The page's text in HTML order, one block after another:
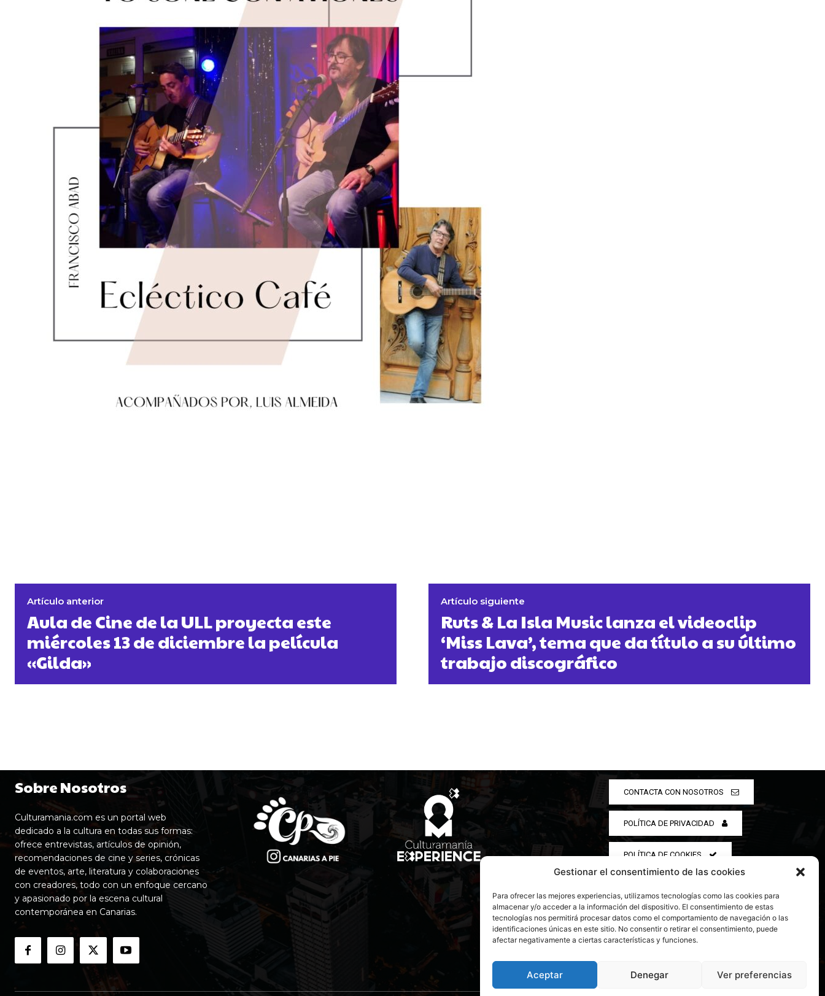
Gestionar el consentimiento de las cookies
Para ofrecer las mejores experiencias, utilizamos tecnologías como las cookies para
almacenar y/o acceder a la información del dispositivo. El consentimiento de estas
tecnologías nos permitirá procesar datos como el comportamiento de navegación o las
identificaciones únicas en este sitio. No consentir o retirar el consentimiento, puede
afectar negativamente a ciertas características y funciones.
Aceptar Denegar Ver preferencias
Artículo anterior
Aula de Cine de la ULL proyecta este
miércoles 13 de diciembre la película
«Gilda»
Artículo siguiente
Ruts & La Isla Music lanza el videoclip
‘Miss Lava’, tema que da título a su último
trabajo discográfico
Sobre Nosotros
Culturamania.com es un portal web
dedicado a la cultura en todas sus formas:
ofrece entrevistas, artículos de opinión,
recomendaciones de cine y series, crónicas
de eventos, arte, literatura y colaboraciones
con creadores, todo con un enfoque cercano
y apasionado por la escena cultural
contemporánea en Canarias.
CONTACTA CON NOSOTROS
POLÍTICA DE PRIVACIDAD
POLÍTICA DE COOKIES